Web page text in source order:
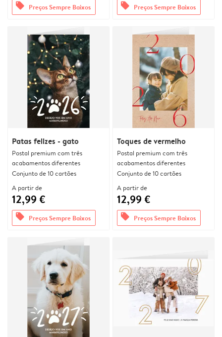
offers Preços Sempre Baixos offers Preços Sempre Baixos
Patas felizes - gato
Postal premium com três
acabamentos diferentes
Conjunto de 10 cartões
A partir de
12,99 €
offers Preços Sempre Baixos
Toques de vermelho
Postal premium com três
acabamentos diferentes
Conjunto de 10 cartões
A partir de
12,99 €
offers Preços Sempre Baixos